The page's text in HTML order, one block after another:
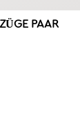
PAAR